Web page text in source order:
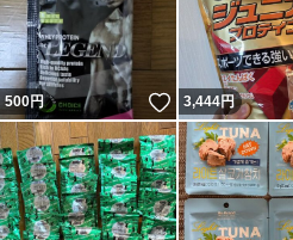
500円 いいね！
3,444円